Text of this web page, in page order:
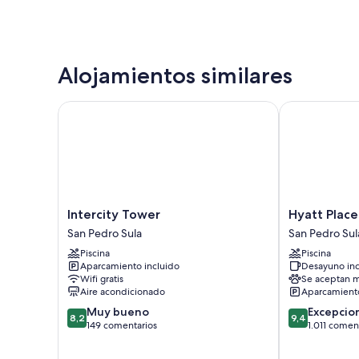
Alojamientos similares
Intercity
Tower
San
Pedro
Sula
Intercity Tower
San Pedro Sula
Piscina
Aparcamiento incluido
Wifi gratis
Aire acondicionado
8.2
sobre
8,2 Muy bueno
149 comentarios
Intercity Tower
Hyatt
Place
San
Pedro
Sula
San
Pedro
Sula
Hyatt
San Pedro
Piscina
Desayuno
Se aceptan
9.4
sobre
9,4
1.011
Hyatt Place